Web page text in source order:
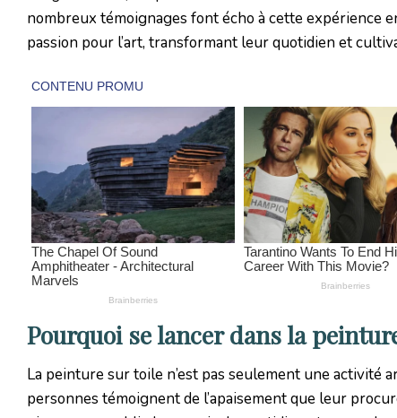
nombreux témoignages font écho à cette expérience
passion pour l’art, transformant leur quotidien et
Pourquoi se lancer dans la
La peinture sur toile n’est pas seulement une activité
personnes témoignent de l’apaisement que leur